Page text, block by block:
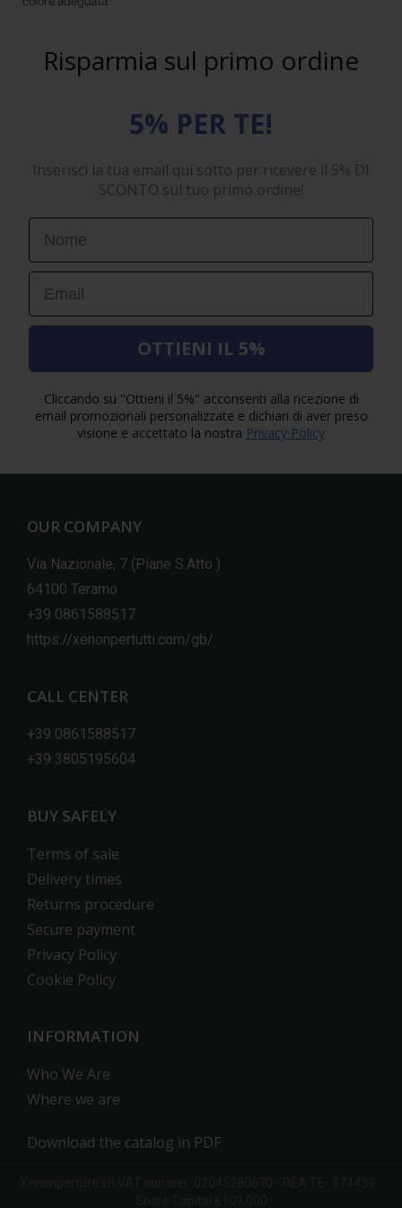
Risparmia sul primo ordine
5% PER TE!
Inserisci la tua email qui sotto per ricevere il 5% DI
SCONTO sul tuo primo ordine!
First Name
Email
OTTIENI IL 5%
Cliccando su "Ottieni il 5%" acconsenti alla ricezione di
email promozionali personalizzate e dichiari di aver preso
visione e accettato la nostra Privacy Policy
OUR COMPANY
Via Nazionale, 7 (Piane S.Atto )
64100 Teramo
+39 0861588517
https://xenonpertutti.com/gb/
CALL CENTER
+39 0861588517
+39 3805195604
BUY SAFELY
Terms of sale
Delivery times
Returns procedure
Secure payment
Privacy Policy
Cookie Policy
INFORMATION
Who We Are
Where we are
Download the catalog in PDF